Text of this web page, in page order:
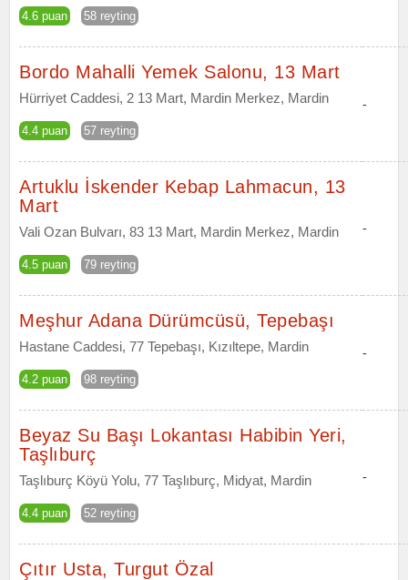
4.6 puan 58 reyting
Bordo Mahalli Yemek Salonu, 13 Mart
Hürriyet Caddesi, 2 13 Mart, Mardin Merkez, Mardin
4.4 puan 57 reyting
-
Artuklu İskender Kebap Lahmacun, 13
Mart
Vali Ozan Bulvarı, 83 13 Mart, Mardin Merkez, Mardin
4.5 puan 79 reyting
-
Meşhur Adana Dürümcüsü, Tepebaşı
Hastane Caddesi, 77 Tepebaşı, Kızıltepe, Mardin
4.2 puan 98 reyting
-
Beyaz Su Başı Lokantası Habibin Yeri,
Taşlıburç
Taşlıburç Köyü Yolu, 77 Taşlıburç, Midyat, Mardin
4.4 puan 52 reyting
-
Çıtır Usta, Turgut Özal